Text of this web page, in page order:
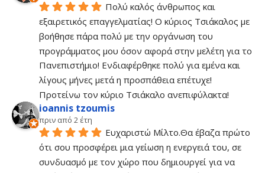
Πολύ καλός άνθρωπος και
εξαιρετικός επαγγελματίας! Ο κύριος Τσιάκαλος με
βοήθησε πάρα πολύ με την οργάνωση του
προγράμματος μου όσον αφορά στην μελέτη για το
Πανεπιστήμιο! Ενδιαφέρθηκε πολύ για εμένα και
λίγους μήνες μετά η προσπάθεια επέτυχε!
Προτείνω τον κύριο Τσιάκαλο ανεπιφύλακτα!
ioannis tzoumis
πριν από 2 έτη
Ευχαριστώ Μίλτο.Θα έβαζα πρώτο
ότι σου προσφέρει μια γείωση η ενεργειά του, σε
συνδυασμό με τον χώρο που δημιουργεί για να